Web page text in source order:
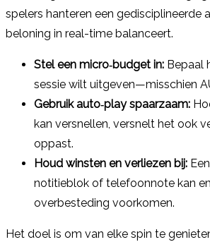
spelers hanteren een gedisciplineerde
beloning in real-time balanceert.
Stel een micro‑budget in: Bepaal
sessie wilt uitgeven—misschien
Gebruik auto‑play spaarzaam:
kan versnellen, versnelt het ook
oppast.
Houd winsten en verliezen bij:
notitieblok of telefoonnote kan
overbesteding voorkomen.
Het doel is om van elke spin te